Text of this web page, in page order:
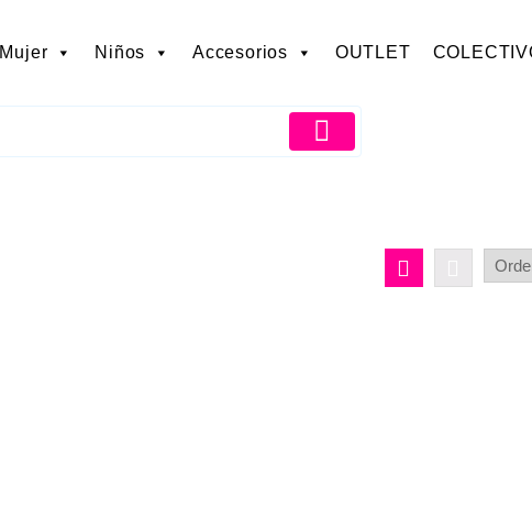
Mujer Niños Accesorios OUTLET